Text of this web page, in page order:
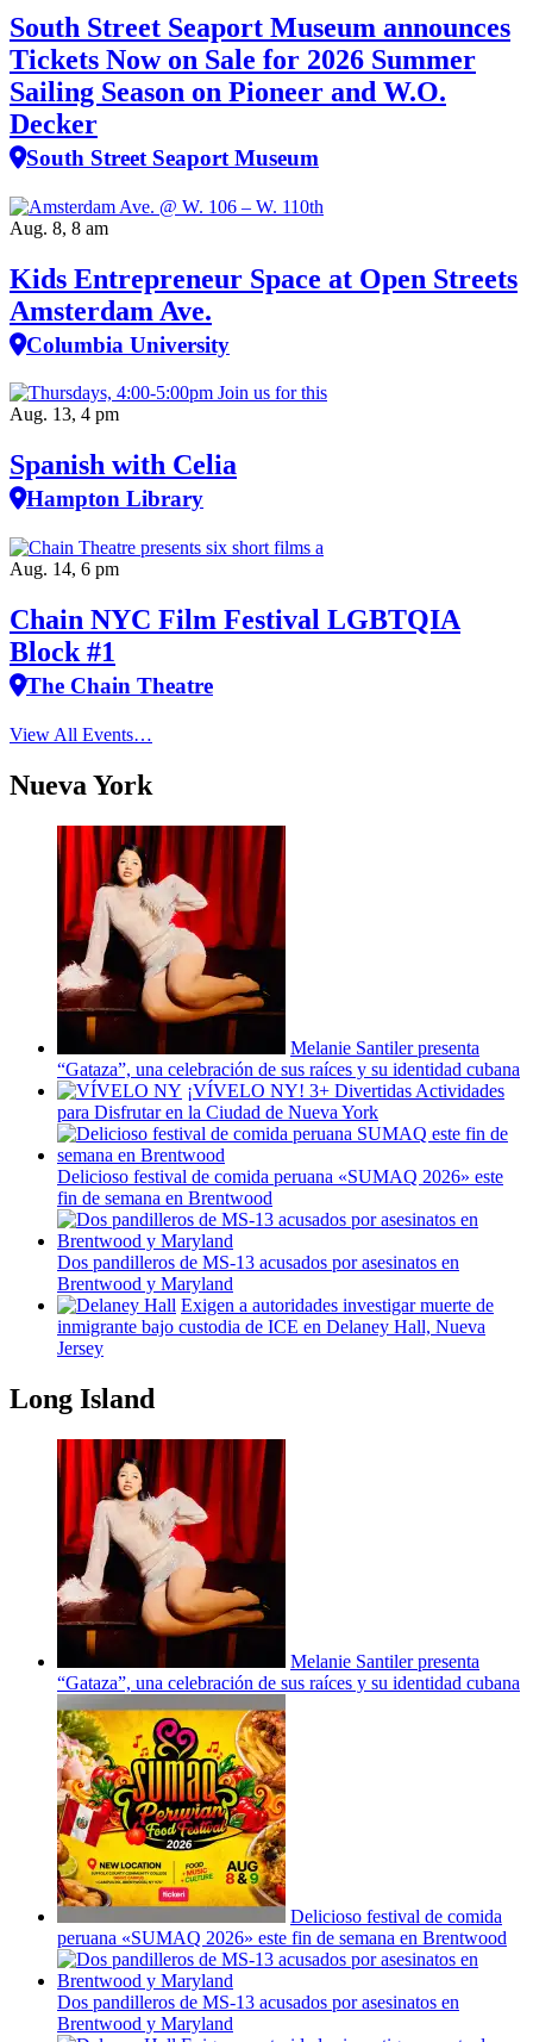
South Street Seaport Museum announces
Tickets Now on Sale for 2026 Summer
Sailing Season on Pioneer and W.O.
Decker
South Street Seaport Museum
Aug. 8, 8 am
Kids Entrepreneur Space at Open Streets
Amsterdam Ave.
Columbia University
Aug. 13, 4 pm
Spanish with Celia
Hampton Library
Aug. 14, 6 pm
Chain NYC Film Festival LGBTQIA
Block #1
The Chain Theatre
View All Events…
Nueva York
Melanie Santiler presenta
“Gataza”, una celebración de sus raíces y su identidad cubana
¡VÍVELO NY! 3+ Divertidas Actividades
para Disfrutar en la Ciudad de Nueva York
Delicioso festival de comida peruana «SUMAQ 2026» este
fin de semana en Brentwood
Dos pandilleros de MS-13 acusados por asesinatos en
Brentwood y Maryland
Exigen a autoridades investigar muerte de
inmigrante bajo custodia de ICE en Delaney Hall, Nueva
Jersey
Long Island
Melanie Santiler presenta
“Gataza”, una celebración de sus raíces y su identidad cubana
Delicioso festival de comida
peruana «SUMAQ 2026» este fin de semana en Brentwood
Dos pandilleros de MS-13 acusados por asesinatos en
Brentwood y Maryland